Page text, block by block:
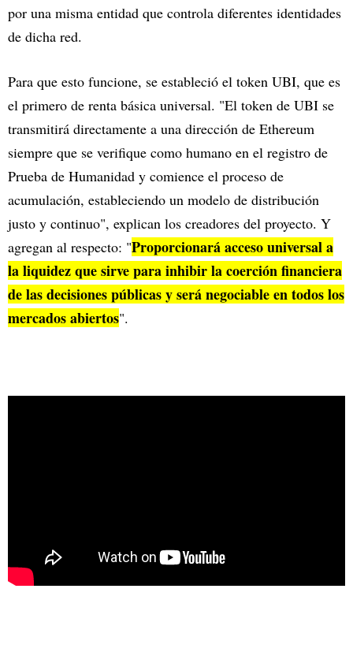
por una misma entidad que controla diferentes identidades
de dicha red.
Para que esto funcione, se estableció el token UBI, que es
el primero de renta básica universal. "El token de UBI se
transmitirá directamente a una dirección de Ethereum
siempre que se verifique como humano en el registro de
Prueba de Humanidad y comience el proceso de
acumulación, estableciendo un modelo de distribución
justo y continuo", explican los creadores del proyecto. Y
agregan al respecto: "Proporcionará acceso universal a
la liquidez que sirve para inhibir la coerción financiera
de las decisiones públicas y será negociable en todos los
mercados abiertos".